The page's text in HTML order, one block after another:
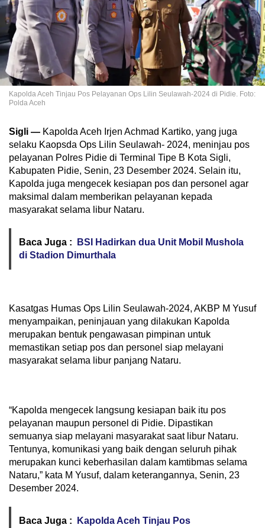
Kapolda Aceh Tinjau Pos Pelayanan Ops Lilin Seulawah-2024 di Pidie. Foto:
Polda Aceh
Sigli — Kapolda Aceh Irjen Achmad Kartiko, yang juga
selaku Kaopsda Ops Lilin Seulawah- 2024, meninjau pos
pelayanan Polres Pidie di Terminal Tipe B Kota Sigli,
Kabupaten Pidie, Senin, 23 Desember 2024. Selain itu,
Kapolda juga mengecek kesiapan pos dan personel agar
maksimal dalam memberikan pelayanan kepada
masyarakat selama libur Nataru.
Baca Juga :
BSI Hadirkan dua Unit Mobil Mushola
di Stadion Dimurthala
Kasatgas Humas Ops Lilin Seulawah-2024, AKBP M Yusuf
menyampaikan, peninjauan yang dilakukan Kapolda
merupakan bentuk pengawasan pimpinan untuk
memastikan setiap pos dan personel siap melayani
masyarakat selama libur panjang Nataru.
“Kapolda mengecek langsung kesiapan baik itu pos
pelayanan maupun personel di Pidie. Dipastikan
semuanya siap melayani masyarakat saat libur Nataru.
Tentunya, komunikasi yang baik dengan seluruh pihak
merupakan kunci keberhasilan dalam kamtibmas selama
Nataru,” kata M Yusuf, dalam keterangannya, Senin, 23
Desember 2024.
Baca Juga :
Kapolda Aceh Tinjau Pos